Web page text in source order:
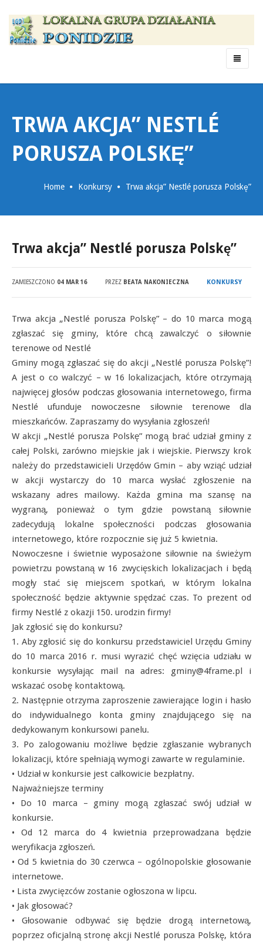
Menu
TRWA AKCJA” NESTLÉ
PORUSZA POLSKĘ”
Home Konkursy Trwa akcja” Nestlé porusza Polskę”
Trwa akcja” Nestlé porusza Polskę”
ZAMIESZCZONO 04 MAR 16 PRZEZ BEATA NAKONIECZNA KONKURSY
Trwa akcja „Nestlé porusza Polskę” – do 10 marca mogą
zgłaszać się gminy, które chcą zawalczyć o siłownie
terenowe od Nestlé
Gminy mogą zgłaszać się do akcji „Nestlé porusza Polskę”!
A jest o co walczyć – w 16 lokalizacjach, które otrzymają
najwięcej głosów podczas głosowania internetowego, firma
Nestlé ufunduje nowoczesne siłownie terenowe dla
mieszkańców. Zapraszamy do wysyłania zgłoszeń!
W akcji „Nestlé porusza Polskę” mogą brać udział gminy z
całej Polski, zarówno miejskie jak i wiejskie. Pierwszy krok
należy do przedstawicieli Urzędów Gmin – aby wziąć udział
w akcji wystarczy do 10 marca wysłać zgłoszenie na
wskazany adres mailowy. Każda gmina ma szansę na
wygraną, ponieważ o tym gdzie powstaną siłownie
zadecydują lokalne społeczności podczas głosowania
internetowego, które rozpocznie się już 5 kwietnia.
Nowoczesne i świetnie wyposażone siłownie na świeżym
powietrzu powstaną w 16 zwycięskich lokalizacjach i będą
mogły stać się miejscem spotkań, w którym lokalna
społeczność będzie aktywnie spędzać czas. To prezent od
firmy Nestlé z okazji 150. urodzin firmy!
Jak zgłosić się do konkursu?
1. Aby zgłosić się do konkursu przedstawiciel Urzędu Gminy
do 10 marca 2016 r. musi wyrazić chęć wzięcia udziału w
konkursie wysyłając mail na adres: gminy@4frame.pl i
wskazać osobę kontaktową.
2. Następnie otrzyma zaproszenie zawierające login i hasło
do indywidualnego konta gminy znajdującego się na
dedykowanym konkursowi panelu.
3. Po zalogowaniu możliwe będzie zgłaszanie wybranych
lokalizacji, które spełniają wymogi zawarte w regulaminie.
• Udział w konkursie jest całkowicie bezpłatny.
Najważniejsze terminy
• Do 10 marca – gminy mogą zgłaszać swój udział w
konkursie.
• Od 12 marca do 4 kwietnia przeprowadzana będzie
weryfikacja zgłoszeń.
• Od 5 kwietnia do 30 czerwca – ogólnopolskie głosowanie
internetowe.
• Lista zwycięzców zostanie ogłoszona w lipcu.
• Jak głosować?
• Głosowanie odbywać się będzie drogą internetową,
poprzez oficjalną stronę akcji Nestlé porusza Polskę, która